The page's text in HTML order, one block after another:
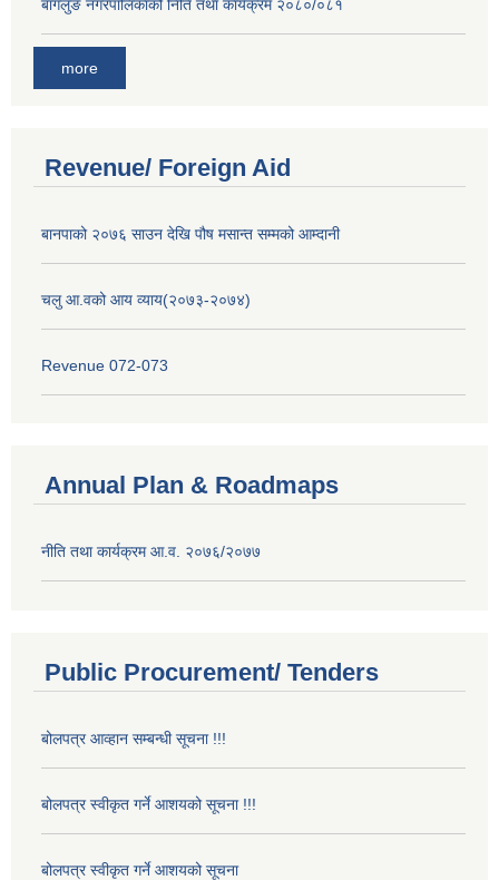
बागलुङ नगरपालिकाको निति तथा कार्यक्रम २०८०/०८१
more
Revenue/ Foreign Aid
बानपाको २०७६ साउन देखि पौष मसान्त सम्मको आम्दानी
चलु आ.वको आय व्याय(२०७३-२०७४)
Revenue 072-073
Annual Plan & Roadmaps
नीति तथा कार्यक्रम आ.व. २०७६/२०७७
Public Procurement/ Tenders
बोलपत्र आव्हान सम्बन्धी सूचना !!!
बोलपत्र स्वीकृत गर्ने आशयको सूचना !!!
बोलपत्र स्वीकृत गर्ने आशयको सूचना